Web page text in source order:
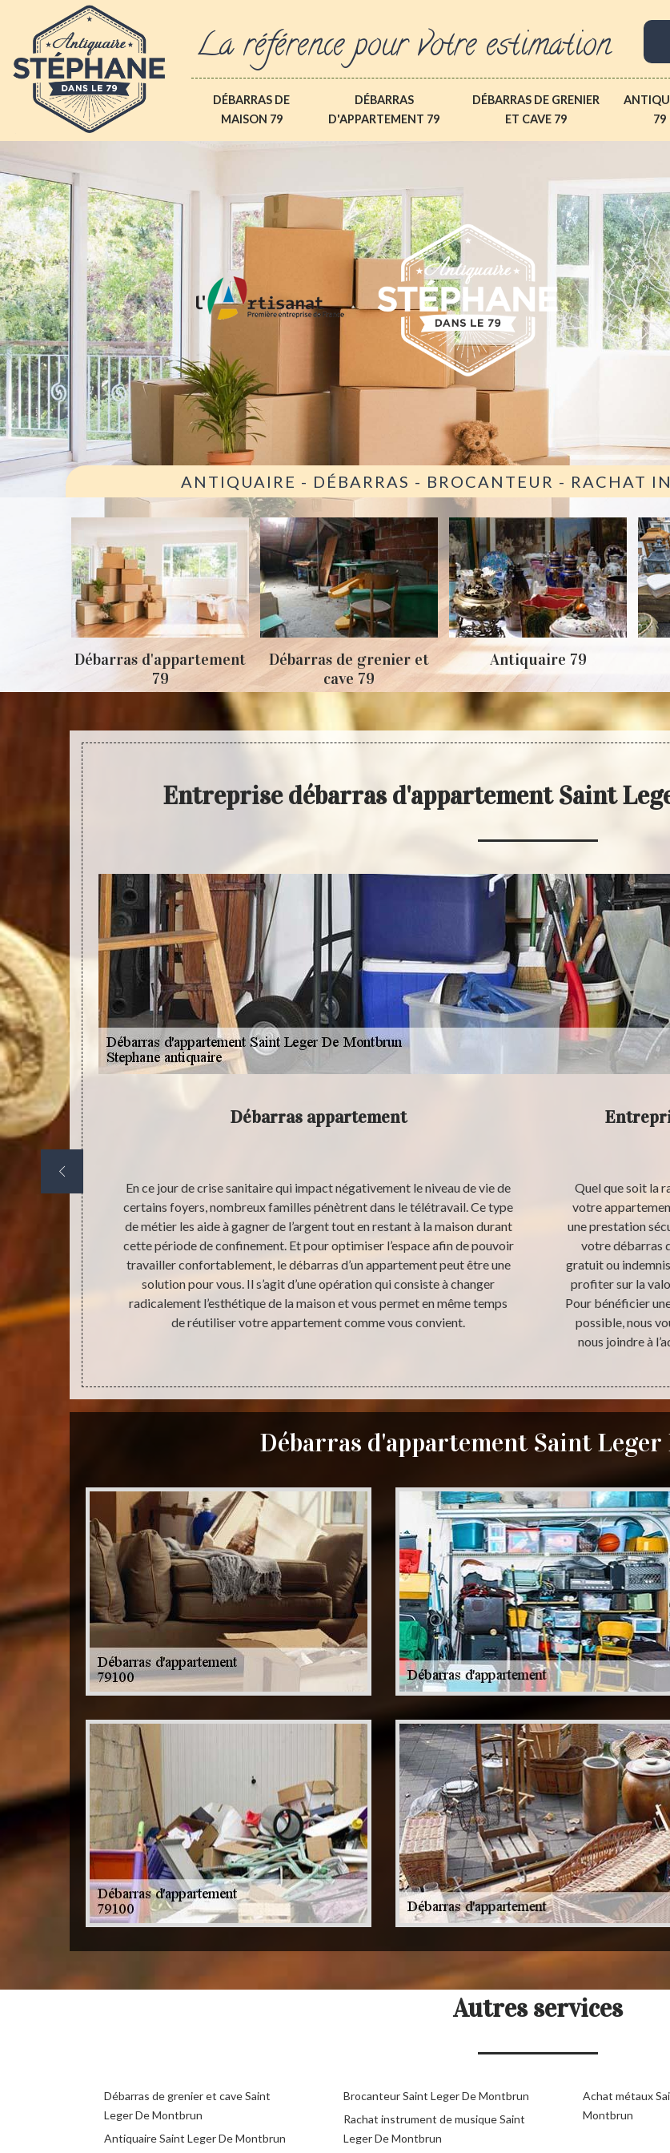
La référence pour votre estimation
DÉBARRAS DE
MAISON 79
DÉBARRAS
D'APPARTEMENT 79
DÉBARRAS DE GRENIER
ET CAVE 79
79
ANTIQUAIRE - DÉBARRAS - BROCANTEUR - RACHAT
Débarras d'appartement
79
Débarras de grenier et
cave 79
Antiquaire 79
Entreprise débarras d'appartement Saint
pour
avant
Débarras appartement
En ce jour de crise sanitaire qui impact négativement le niveau de vie de
certains foyers, nombreux familles pénètrent dans le télétravail. Ce type
de métier les aide à gagner de l’argent tout en restant à la maison durant
cette période de confinement. Et pour optimiser l’espace afin de pouvoir
travailler confortablement, le débarras d’un appartement peut être une
solution pour vous. Il s’agit d’une opération qui consiste à changer
radicalement l’esthétique de la maison et vous permet en même temps
de réutiliser votre appartement comme vous convient.
Quel que soit la
votre
une prestation
votre débarras
gratuit ou
profiter sur la
Pour bénéficier
possible, nous
nous joindre à
Débarras d'appartement Saint
Autres services
Débarras de grenier et cave Saint
Leger De Montbrun
Antiquaire Saint Leger De Montbrun
Brocanteur Saint Leger De Montbrun
Rachat instrument de musique Saint
Leger De Montbrun
Achat métaux
Montbrun